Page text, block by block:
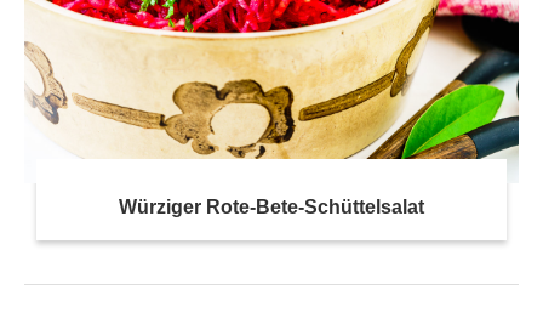
Würziger Rote-Bete-Schüttelsalat